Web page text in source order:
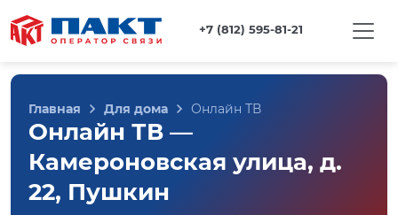
+7 (812) 595-81-21
Главная Для дома Онлайн ТВ
Онлайн ТВ —
Камероновская улица, д.
22, Пушкин